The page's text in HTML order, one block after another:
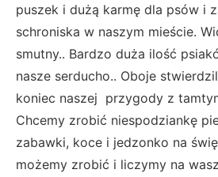
puszek i dużą karmę dla psów i
schroniska w naszym mieście.
smutny.. Bardzo duża ilość
nasze serducho.. Oboje
koniec naszej przygody z
Chcemy zrobić niespodziankę
zabawki, koce i jedzonko na
możemy zrobić i liczymy na